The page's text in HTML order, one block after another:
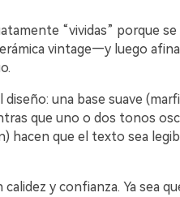
“vividas” porque
vintage—y luego
una base suave
que uno o dos tonos
hacen que el texto sea
y confianza. Ya sea